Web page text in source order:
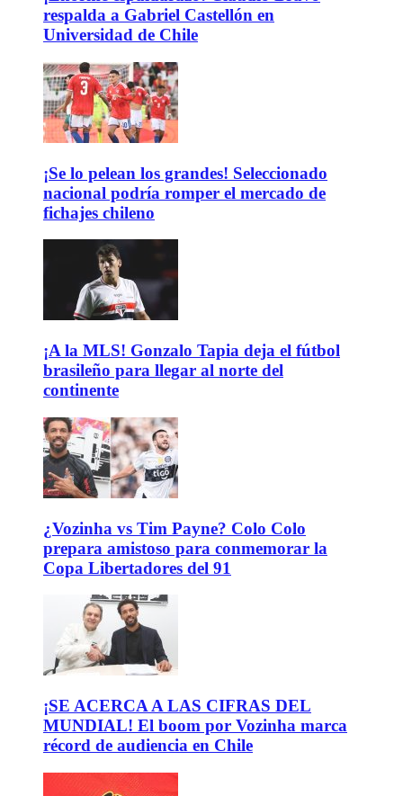
respalda a Gabriel Castellón en
Universidad de Chile
¡Se lo pelean los grandes! Seleccionado
nacional podría romper el mercado de
fichajes chileno
¡A la MLS! Gonzalo Tapia deja el fútbol
brasileño para llegar al norte del
continente
¿Vozinha vs Tim Payne? Colo Colo
prepara amistoso para conmemorar la
Copa Libertadores del 91
¡SE ACERCA A LAS CIFRAS DEL
MUNDIAL! El boom por Vozinha marca
récord de audiencia en Chile